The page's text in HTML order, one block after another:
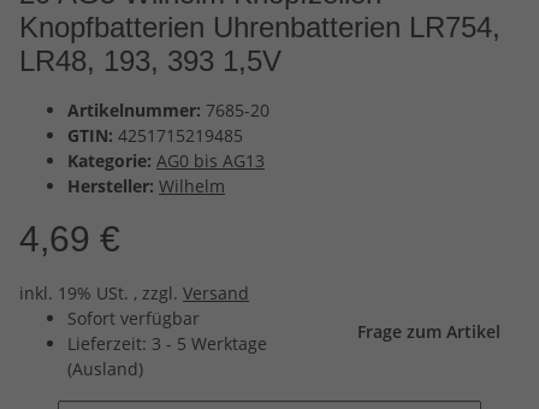
Knopfbatterien Uhrenbatterien LR754,
LR48, 193, 393 1,5V
Artikelnummer: 7685-20
GTIN: 4251715219485
Kategorie: AG0 bis AG13
Hersteller: Wilhelm
4,69 €
inkl. 19% USt. , zzgl. Versand
Sofort verfügbar
Lieferzeit: 3 - 5 Werktage
(Ausland)
Frage zum Artikel